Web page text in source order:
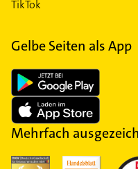
TikTok
Gelbe Seiten als App
Mehrfach